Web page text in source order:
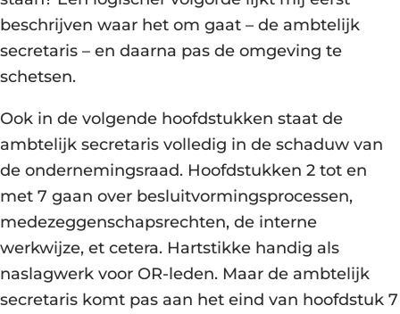
beschrijven waar het om gaat – de ambtelijk
secretaris – en daarna pas de omgeving te
schetsen.
Ook in de volgende hoofdstukken staat de
ambtelijk secretaris volledig in de schaduw van
de ondernemingsraad. Hoofdstukken 2 tot en
met 7 gaan over besluitvormingsprocessen,
medezeggenschapsrechten, de interne
werkwijze, et cetera. Hartstikke handig als
naslagwerk voor OR-leden. Maar de ambtelijk
secretaris komt pas aan het eind van hoofdstuk 7